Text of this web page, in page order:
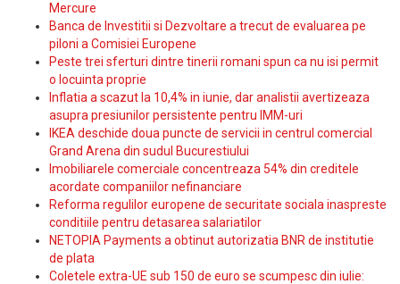
Mercure
Banca de Investitii si Dezvoltare a trecut de evaluarea pe
piloni a Comisiei Europene
Peste trei sferturi dintre tinerii romani spun ca nu isi permit
o locuinta proprie
Inflatia a scazut la 10,4% in iunie, dar analistii avertizeaza
asupra presiunilor persistente pentru IMM-uri
IKEA deschide doua puncte de servicii in centrul comercial
Grand Arena din sudul Bucurestiului
Imobiliarele comerciale concentreaza 54% din creditele
acordate companiilor nefinanciare
Reforma regulilor europene de securitate sociala inaspreste
conditiile pentru detasarea salariatilor
NETOPIA Payments a obtinut autorizatia BNR de institutie
de plata
Coletele extra-UE sub 150 de euro se scumpesc din iulie: